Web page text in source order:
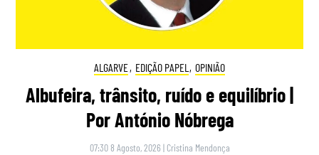
ALGARVE, EDIÇÃO PAPEL , OPINIÃO
Albufeira, trânsito, ruído e equilíbrio |
Por António Nóbrega
07:30 8 Agosto, 2026 | Cristina Mendonça